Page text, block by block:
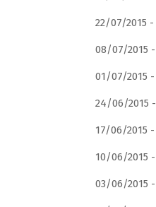
22/07/2015 -
08/07/2015 -
01/07/2015 -
24/06/2015 -
17/06/2015 -
10/06/2015 -
03/06/2015 -